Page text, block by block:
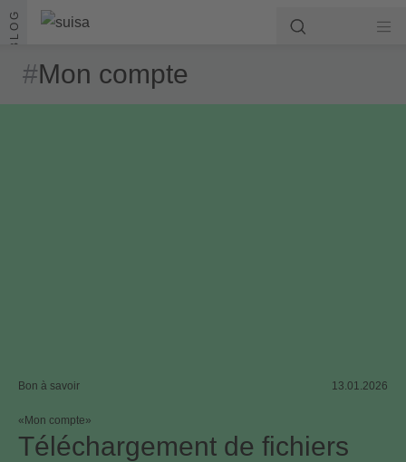
Aller au contenu
BLOG
#Mon compte
Bon à savoir 13.01.2026
«Mon compte»
Téléchargement de fichiers